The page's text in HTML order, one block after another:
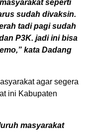
seperti
sudah divaksin.
tadi pagi sudah
P3K. jadi ini bisa
kata Dadang
agar segera
ini Kabupaten
masyarakat